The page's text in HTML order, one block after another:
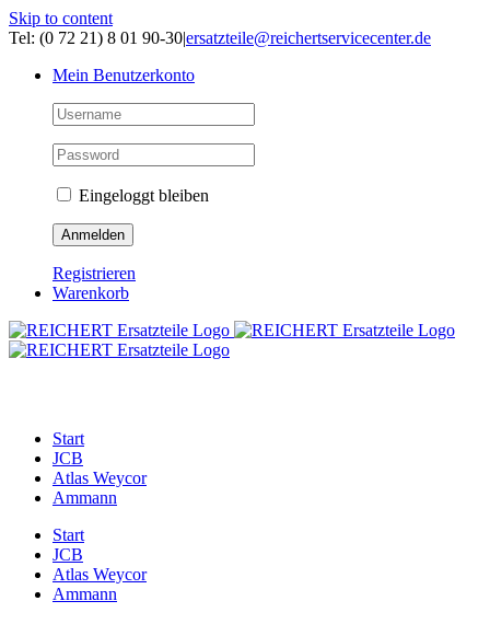
Skip to content
Tel: (0 72 21) 8 01 90-30|ersatzteile@reichertservicecenter.de
Mein Benutzerkonto
Eingeloggt bleiben
Registrieren
Warenkorb
Start
JCB
Atlas Weycor
Ammann
Start
JCB
Atlas Weycor
Ammann